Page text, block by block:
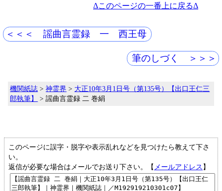
Δこのページの一番上に戻るΔ
＜＜＜ 謡曲言霊録 一 西王母
筆のしづく ＞＞＞
機関紙誌 >神霊界 > 大正10年3月1日号（第135号）【出口王仁三
郎執筆】
> 謡曲言霊録 二 巻絹
このページに誤字・脱字や表示乱れなどを見つけたら教えて下さ
い。
返信が必要な場合はメールでお送り下さい。【 メールアドレス 】